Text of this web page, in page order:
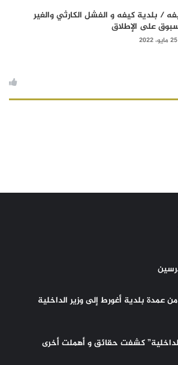
/ بلدية كيفه و الفشل الكارثي والغير
على الإطلاق
25 مايو، 2022
عمدة بلدية أغورط إلى وزير الداخلية
كشفت حقائق و أهملت أخرى